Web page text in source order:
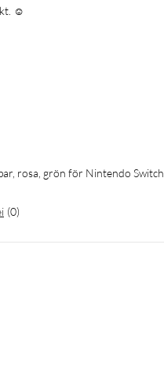
☺️
rosa, grön för Nintendo Switch
(0)